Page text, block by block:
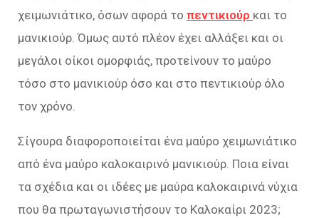
χειμωνιάτικο, όσων αφορά το πεντικιούρ και το
μανικιούρ. Όμως αυτό πλέον έχει αλλάξει και οι
μεγάλοι οίκοι ομορφιάς, προτείνουν το μαύρο
τόσο στο μανικιούρ όσο και στο πεντικιούρ όλο
τον χρόνο.
Σίγουρα διαφοροποιείται ένα μαύρο χειμωνιάτικο
από ένα μαύρο καλοκαιρινό μανικιούρ. Ποια είναι
τα σχέδια και οι ιδέες με μαύρα καλοκαιρινά νύχια
που θα πρωταγωνιστήσουν το Καλοκαίρι 2023;